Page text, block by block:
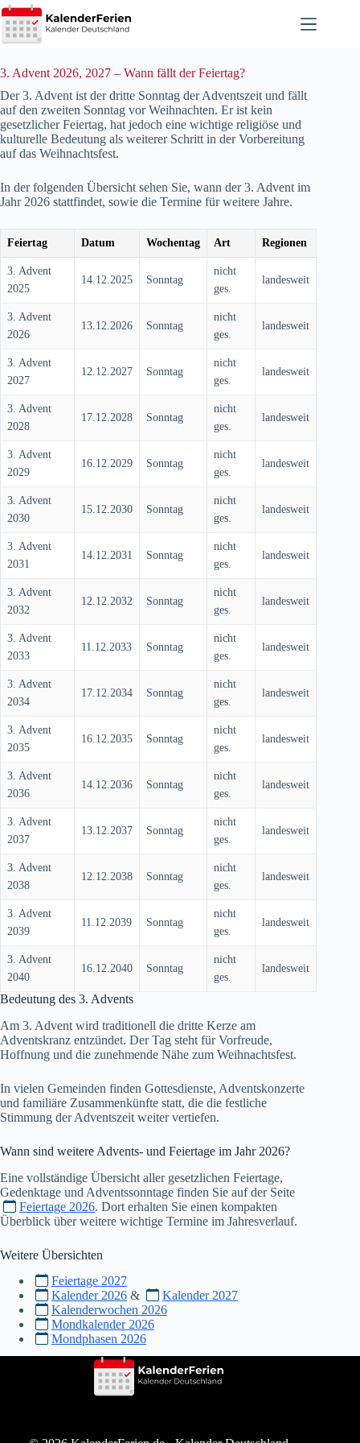
Zum
Inhalt
springen
3. Advent 2026, 2027 – Wann fällt der Feiertag?
Der 3. Advent ist der dritte Sonntag der Adventszeit und fällt
auf den zweiten Sonntag vor Weihnachten. Er ist kein
gesetzlicher Feiertag, hat jedoch eine wichtige religiöse und
kulturelle Bedeutung als weiterer Schritt in der Vorbereitung
auf das Weihnachtsfest.
In der folgenden Übersicht sehen Sie, wann der 3. Advent im
Jahr 2026 stattfindet, sowie die Termine für weitere Jahre.
Feiertag Datum Wochentag Art Regionen
3. Advent
2025
14.12.2025 Sonntag
nicht
ges.
landesweit
3. Advent
2026
13.12.2026 Sonntag
nicht
ges.
landesweit
3. Advent
2027
12.12.2027 Sonntag
nicht
ges.
landesweit
3. Advent
2028
17.12.2028 Sonntag
nicht
ges.
landesweit
3. Advent
2029
16.12.2029 Sonntag
nicht
ges.
landesweit
3. Advent
2030
15.12.2030 Sonntag
nicht
ges.
landesweit
3. Advent
2031
14.12.2031 Sonntag
nicht
ges.
landesweit
3. Advent
2032
12.12.2032 Sonntag
nicht
ges.
landesweit
3. Advent
2033
11.12.2033 Sonntag
nicht
ges.
landesweit
3. Advent
2034
17.12.2034 Sonntag
nicht
ges.
landesweit
3. Advent
2035
16.12.2035 Sonntag
nicht
ges.
landesweit
3. Advent
2036
14.12.2036 Sonntag
nicht
ges.
landesweit
3. Advent
2037
13.12.2037 Sonntag
nicht
ges.
landesweit
3. Advent
2038
12.12.2038 Sonntag
nicht
ges.
landesweit
3. Advent
2039
11.12.2039 Sonntag
nicht
ges.
landesweit
3. Advent
2040
16.12.2040 Sonntag
nicht
ges.
landesweit
Bedeutung des 3. Advents
Am 3. Advent wird traditionell die dritte Kerze am
Adventskranz entzündet. Der Tag steht für Vorfreude,
Hoffnung und die zunehmende Nähe zum Weihnachtsfest.
In vielen Gemeinden finden Gottesdienste, Adventskonzerte
und familiäre Zusammenkünfte statt, die die festliche
Stimmung der Adventszeit weiter vertiefen.
Wann sind weitere Advents- und Feiertage im Jahr 2026?
Eine vollständige Übersicht aller gesetzlichen Feiertage,
Gedenktage und Adventssonntage finden Sie auf der Seite
Feiertage 2026. Dort erhalten Sie einen kompakten
Überblick über weitere wichtige Termine im Jahresverlauf.
Weitere Übersichten
Feiertage 2027
Kalender 2026 &
Kalender 2027
Kalenderwochen 2026
Mondkalender 2026
Mondphasen 2026